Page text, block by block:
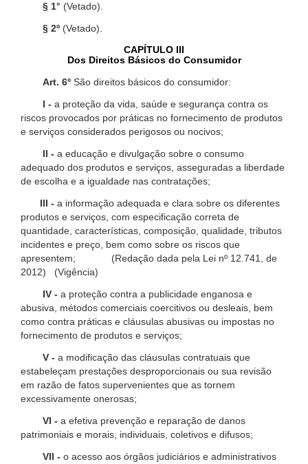
§ 1° (Vetado).
§ 2º (Vetado).
CAPÍTULO III
Dos Direitos Básicos do Consumidor
Art. 6º São direitos básicos do consumidor:
I - a proteção da vida, saúde e segurança contra os
riscos provocados por práticas no fornecimento de produtos
e serviços considerados perigosos ou nocivos;
II - a educação e divulgação sobre o consumo
adequado dos produtos e serviços, asseguradas a liberdade
de escolha e a igualdade nas contratações;
III - a informação adequada e clara sobre os diferentes
produtos e serviços, com especificação correta de
quantidade, características, composição, qualidade, tributos
incidentes e preço, bem como sobre os riscos que
apresentem; (Redação dada pela Lei nº 12.741, de
2012) (Vigência)
IV - a proteção contra a publicidade enganosa e
abusiva, métodos comerciais coercitivos ou desleais, bem
como contra práticas e cláusulas abusivas ou impostas no
fornecimento de produtos e serviços;
V - a modificação das cláusulas contratuais que
estabeleçam prestações desproporcionais ou sua revisão
em razão de fatos supervenientes que as tornem
excessivamente onerosas;
VI - a efetiva prevenção e reparação de danos
patrimoniais e morais, individuais, coletivos e difusos;
VII - o acesso aos órgãos judiciários e administrativos